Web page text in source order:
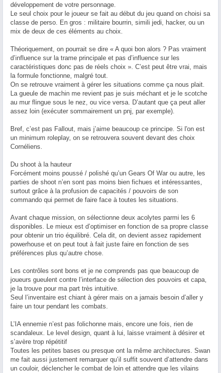
développement de votre personnage.
Le seul choix pour le joueur se fait au début du jeu quand on choisi sa
classe de perso. En gros : militaire bourrin, simili jedi, hacker, ou un
mix de deux de ces éléments au choix.
Théoriquement, on pourrait se dire « A quoi bon alors ? Pas vraiment
d’influence sur la trame principale et pas d’influence sur les
caractéristiques donc pas de réels choix ». C’est peut être vrai, mais
la formule fonctionne, malgré tout.
On se retrouve vraiment à gérer les situations comme ça nous plait.
La gueule de machin me revient pas je suis méchant et je le scotche
au mur flingue sous le nez, ou vice versa. D’autant que ça peut aller
assez loin (exécuter sommairement un pnj, par exemple).
Bref, c’est pas Fallout, mais j’aime beaucoup ce principe. Si l'on est
un minimum roleplay, on se retrouvera souvent devant des choix
Cornéliens.
Du shoot à la hauteur
Forcément moins poussé / polishé qu’un Gears Of War ou autre, les
parties de shoot n’en sont pas moins bien fichues et intéressantes,
surtout grâce à la profusion de capacités / pouvoirs de son
commando qui permet de faire face à toutes les situations.
Avant chaque mission, on sélectionne deux acolytes parmi les 6
disponibles. Le mieux est d’optimiser en fonction de sa propre classe
pour obtenir un trio équilibré. Cela dit, on devient assez rapidement
powerhouse et on peut tout à fait juste faire en fonction de ses
préférences plus qu’autre chose.
Les contrôles sont bons et je ne comprends pas que beaucoup de
joueurs gueulent contre l’interface de sélection des pouvoirs et capa,
je la trouve pour ma part très intuitive.
Seul l’inventaire est chiant à gérer mais on a jamais besoin d’aller y
faire un tour pendant les combats.
L’IA ennemie n’est pas folichonne mais, encore une fois, rien de
scandaleux. Le level design, quant à lui, laisse vraiment à désirer et
s’avère trop répétitif
Toutes les petites bases ou presque ont la même architectures. Swan
me fait aussi justement remarquer qu’il suffit souvent d’attendre dans
un couloir, déclencher le combat de loin et attendre que les vilains